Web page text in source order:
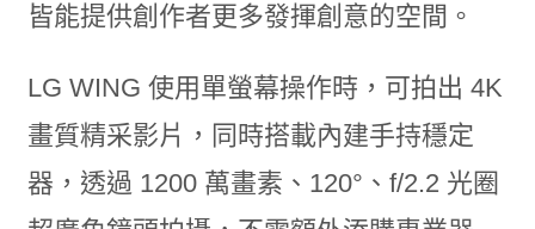
皆能提供創作者更多發揮創意的空間。
LG WING 使用單螢幕操作時，可拍出 4K
畫質精采影片，同時搭載內建手持穩定
器，透過 1200 萬畫素、120°、f/2.2 光圈